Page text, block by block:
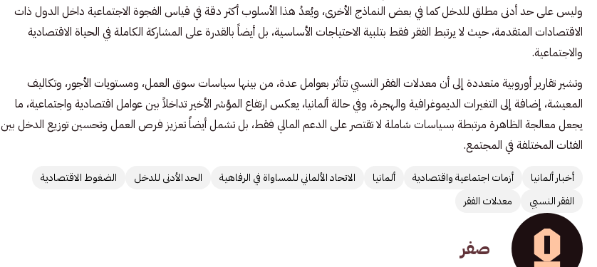
وليس على حد أدنى مطلق للدخل كما في بعض النماذج الأخرى، ويُعدُ هذا الأسلوب أكثر دقة في قياس الفجوة الاجتماعية داخل الدول ذات
الاقتصادات المتقدمة، حيث لا يرتبط الفقر فقط بتلبية الاحتياجات الأساسية، بل أيضاً بالقدرة على المشاركة الكاملة في الحياة الاقتصادية
والاجتماعية.
وتشير تقارير أوروبية متعددة إلى أن معدلات الفقر النسبي تتأثر بعوامل عدة، من بينها سياسات سوق العمل، ومستويات الأجور، وتكاليف
المعيشة، إضافة إلى التغيرات الديموغرافية والهجرة، وفي حالة ألمانيا، يعكس ارتفاع المؤشر الأخير تداخلاً بين عوامل اقتصادية واجتماعية، ما
يجعل معالجة الظاهرة مرتبطة بسياسات شاملة لا تقتصر على الدعم المالي فقط، بل تشمل أيضاً تعزيز فرص العمل وتحسين توزيع الدخل بين
الفئات المختلفة في المجتمع.
أخبار ألمانيا أزمات اجتماعية واقتصادية ألمانيا الاتحاد الألماني للمساواة في الرفاهية الحد الأدنى للدخل
الضغوط الاقتصادية
الفقر النسبي
معدلات الفقر
صفر